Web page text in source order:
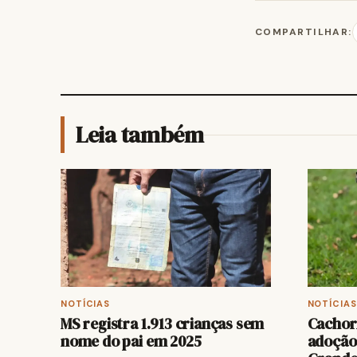
COMPARTILHAR:
Leia também
NOTÍCIAS
MS registra 1.913 crianças sem
nome do pai em 2025
NOTÍCIAS